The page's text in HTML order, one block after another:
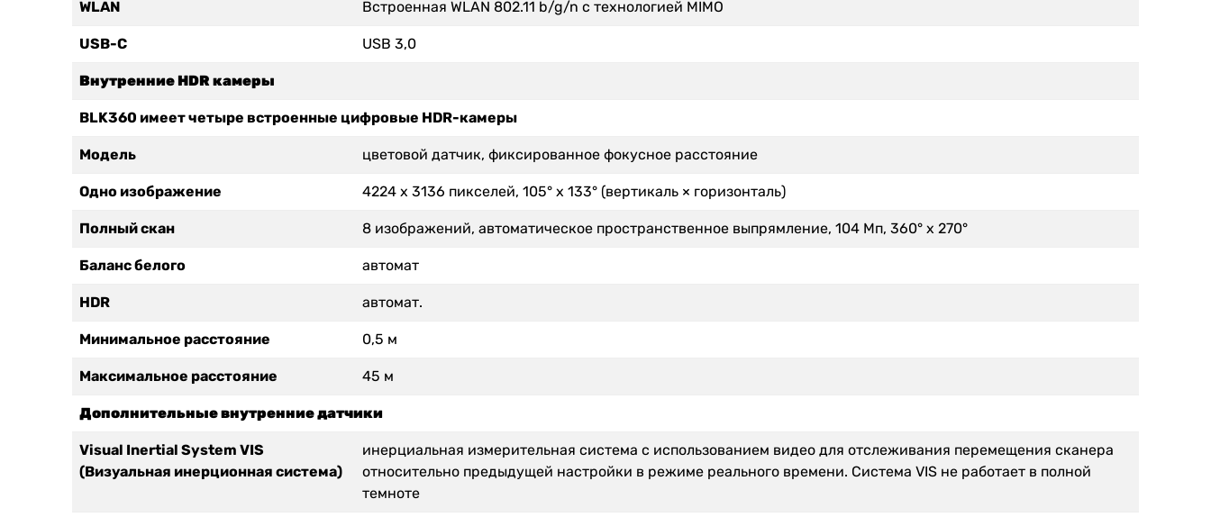
WLAN Встроенная WLAN 802.11 b/g/n с технологией MIMO
USB-C USB 3,0
Внутренние HDR камеры
BLK360 имеет четыре встроенные цифровые HDR-камеры
Модель цветовой датчик, фиксированное фокусное расстояние
Одно изображение 4224 x 3136 пикселей, 105° x 133° (вертикаль × горизонталь)
Полный скан 8 изображений, автоматическое пространственное выпрямление, 104 Мп, 360° x 270°
Баланс белого автомат
HDR автомат.
Минимальное расстояние 0,5 м
Максимальное расстояние 45 м
Дополнительные внутренние датчики
Visual Inertial System VIS
(Визуальная инерционная система)
инерциальная измерительная система с использованием видео для отслеживания перемещения сканера
относительно предыдущей настройки в режиме реального времени. Система VIS не работает в полной
темноте